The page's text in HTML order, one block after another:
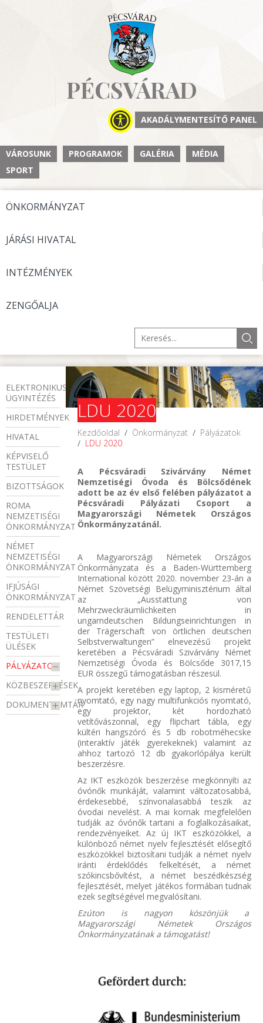
PÉCSVÁRAD
AKADÁLYMENTESÍTŐ PANEL
VÁROSUNK PROGRAMOK GALÉRIA
MÉDIA
SPORT
ÖNKORMÁNYZAT
JÁRÁSI HIVATAL
INTÉZMÉNYEK
ZENGŐALJA
ELEKTRONIKUS
ÜGYINTÉZÉS
HIRDETMÉNYEK
HIVATAL
KÉPVISELŐ
TESTÜLET
BIZOTTSÁGOK
ROMA
NEMZETISÉGI
ÖNKORMÁNYZAT
NÉMET
NEMZETISÉGI
ÖNKORMÁNYZAT
IFJÚSÁGI
ÖNKORMÁNYZAT
RENDELETTÁR
TESTÜLETI
ÜLÉSEK
PÁLYÁZATOK
KÖZBESZERZÉSEK
DOKUMENTUMTÁR
LDU 2020
Kezdőoldal / Önkormányzat / Pályázatok
/ LDU 2020
A Pécsváradi Szivárvány Német
Nemzetiségi Óvoda és Bölcsődének
adott be az év első felében pályázatot a
Pécsváradi Pályázati Csoport a
Magyarországi Németek Országos
Önkormányzatánál.
A Magyarországi Németek Országos
Önkormányzata és a Baden-Württemberg
International között 2020. november 23-án a
Német Szövetségi Belügyminisztérium által
az „Ausstattung von
Mehrzweckräumlichkeiten in
ungarndeutschen Bildungseinrichtungen in
der Trägerschaft von örtlichen deutschen
Selbstverwaltungen” elnevezésű projekt
keretében a Pécsváradi Szivárvány Német
Nemzetiségi Óvoda és Bölcsőde 3017,15
EUR összegű támogatásban részesül.
A projekt keretében egy laptop, 2 kisméretű
nyomtató, egy nagy multifunkciós nyomtató,
egy projektor, két hordozható
vetítővászonnal, egy flipchart tábla, egy
kültéri hangszóró és 5 db robotméhecske
(interaktív játék gyerekeknek) valamint az
ahhoz tartozó 12 db gyakorlópálya került
beszerzésre.
Az IKT eszközök beszerzése megkönnyíti az
óvónők munkáját, valamint változatosabbá,
érdekesebbé, színvonalasabbá teszik az
óvodai nevelést. A mai kornak megfelelően
tudják az óvónők tartani a foglalkozásaikat,
rendezvényeiket. Az új IKT eszközökkel, a
különböző német nyelv fejlesztését elősegítő
eszközökkel biztosítani tudják a német nyelv
iránti érdeklődés felkeltését, a német
szókincsbővítést, a német beszédkészség
fejlesztését, melyet játékos formában tudnak
ezek segítségével megvalósítani.
Ezúton is nagyon köszönjük a
Magyarországi Németek Országos
Önkormányzatának a támogatást!